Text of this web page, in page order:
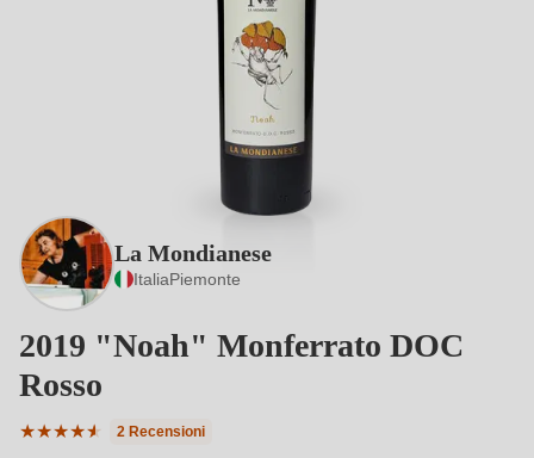
La Mondianese
ItaliaPiemonte
2019 "Noah" Monferrato DOC
Rosso
★★★★★
★
Valutazione media di 4.5 su 5 stelle
2 Recensioni